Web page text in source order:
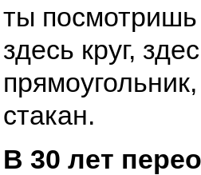
ты
здесь круг,
стакан.
В 30 лет